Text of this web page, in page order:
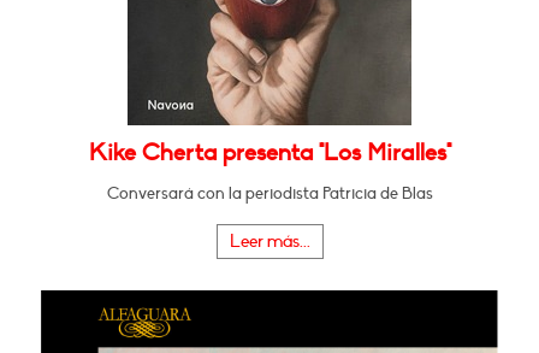
Kike Cherta presenta "Los Miralles"
Conversará con la periodista Patricia de Blas
Leer más...